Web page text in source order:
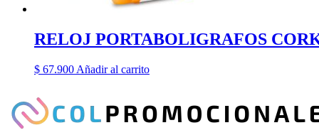
RELOJ PORTABOLIGRAFOS
$ 67.900 Añadir al carrito